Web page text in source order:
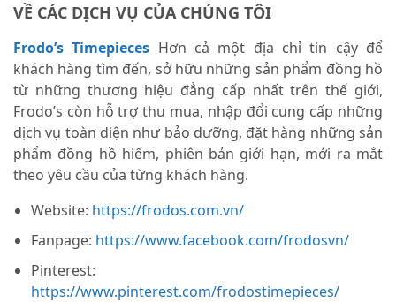
VỀ CÁC DỊCH VỤ CỦA CHÚNG TÔI
Frodo’s Timepieces Hơn cả một địa chỉ tin cậy để
khách hàng tìm đến, sở hữu những sản phẩm đồng hồ
từ những thương hiệu đẳng cấp nhất trên thế giới,
Frodo’s còn hỗ trợ thu mua, nhập đổi cung cấp những
dịch vụ toàn diện như bảo dưỡng, đặt hàng những sản
phẩm đồng hồ hiếm, phiên bản giới hạn, mới ra mắt
theo yêu cầu của từng khách hàng.
Website: https://frodos.com.vn/
Fanpage: https://www.facebook.com/frodosvn/
Pinterest:
https://www.pinterest.com/frodostimepieces/